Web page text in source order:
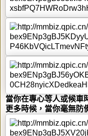
當你在專心等人或候車
更多時候，當你毫無防